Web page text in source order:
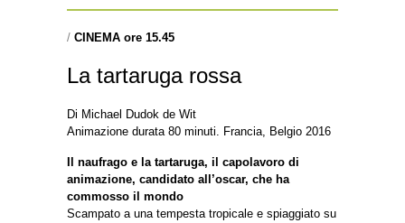
/ CINEMA ore 15.45
La tartaruga rossa
Di Michael Dudok de Wit
Animazione durata 80 minuti. Francia, Belgio 2016
Il naufrago e la tartaruga, il capolavoro di
animazione, candidato all’oscar, che ha
commosso il mondo
Scampato a una tempesta tropicale e spiaggiato su